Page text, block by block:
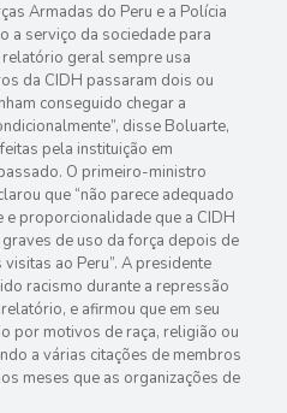
Armadas do Peru e a Polícia
a serviço da sociedade para
geral sempre usa
da CIDH passaram dois ou
conseguido chegar a
disse Boluarte,
pela instituição em
O primeiro-ministro
que “não parece adequado
proporcionalidade que a CIDH
de uso da força depois de
ao Peru”. A presidente
racismo durante a repressão
e afirmou que em seu
por motivos de raça, religião ou
a várias citações de membros
meses que as organizações de